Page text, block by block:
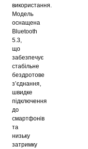
використання.
Модель
оснащена
Bluetooth
5.3,
що
забезпечує
стабільне
бездротове
з’єднання,
швидке
підключення
до
смартфонів
та
низьку
затримку